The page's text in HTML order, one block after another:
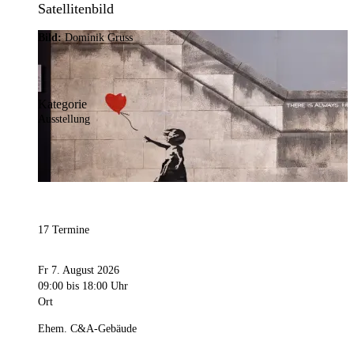
Satellitenbild
Bild:Dominik Gruss
Kategorie
Ausstellung
17 Termine
Fr 7. August 2026
09:00 bis 18:00 Uhr
Ort
Ehem. C&A-Gebäude